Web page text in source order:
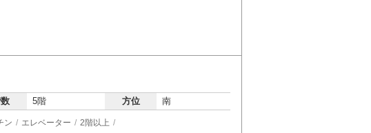
5階 方位 南
ン エレベーター 2階以上